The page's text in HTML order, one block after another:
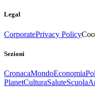
Legal
CorporatePrivacy Policy
Sezioni
CronacaMondoEconomia
PlanetCulturaSaluteScuola